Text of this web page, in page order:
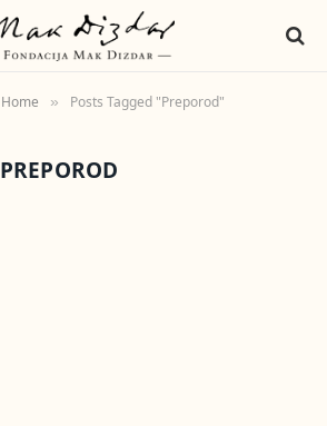
Home » Posts Tagged "Preporod"
PREPOROD